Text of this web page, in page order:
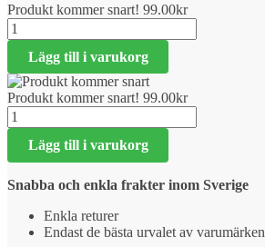
Produkt kommer snart! 99.00kr
Produkt
kommer
snart!
mängd
Lägg till i varukorg
Produkt kommer snart! 99.00kr
Produkt
kommer
snart!
mängd
Lägg till i varukorg
Snabba och enkla frakter inom Sverige
Enkla returer
Endast de bästa urvalet av varumärken